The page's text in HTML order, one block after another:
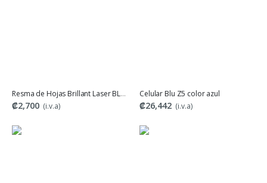
Resma de Hojas Brillant Laser BLC Rojo
₡2,700 (i.v.a)
Celular Blu Z5 color azul
₡26,442 (i.v.a)